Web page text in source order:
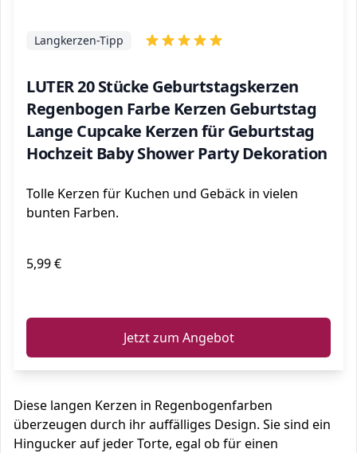
LUTER 20 Stücke Geburtstagskerzen
Regenbogen Farbe Kerzen Geburtstag
Lange Cupcake Kerzen für Geburtstag
Hochzeit Baby Shower Party Dekoration
Langkerzen-Tipp
Tolle Kerzen für Kuchen und Gebäck in vielen
bunten Farben.
5,99 €
Jetzt zum Angebot
Diese langen Kerzen in Regenbogenfarben
überzeugen durch ihr auffälliges Design. Sie sind ein
Hingucker auf jeder Torte, egal ob für einen